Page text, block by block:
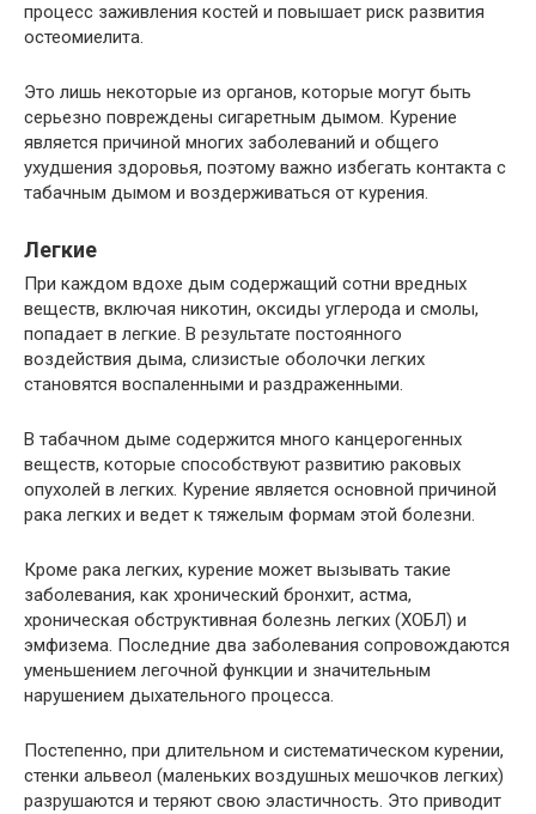
процесс заживления костей и повышает риск развития
остеомиелита.
Это лишь некоторые из органов, которые могут быть
серьезно повреждены сигаретным дымом. Курение
является причиной многих заболеваний и общего
ухудшения здоровья, поэтому важно избегать контакта с
табачным дымом и воздерживаться от курения.
Легкие
При каждом вдохе дым содержащий сотни вредных
веществ, включая никотин, оксиды углерода и смолы,
попадает в легкие. В результате постоянного
воздействия дыма, слизистые оболочки легких
становятся воспаленными и раздраженными.
В табачном дыме содержится много канцерогенных
веществ, которые способствуют развитию раковых
опухолей в легких. Курение является основной причиной
рака легких и ведет к тяжелым формам этой болезни.
Кроме рака легких, курение может вызывать такие
заболевания, как хронический бронхит, астма,
хроническая обструктивная болезнь легких (ХОБЛ) и
эмфизема. Последние два заболевания сопровождаются
уменьшением легочной функции и значительным
нарушением дыхательного процесса.
Постепенно, при длительном и систематическом курении,
стенки альвеол (маленьких воздушных мешочков легких)
разрушаются и теряют свою эластичность. Это приводит